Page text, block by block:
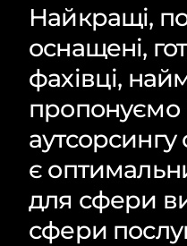
Найкращі,
оснащені,
фахівці,
пропонуємо
аутсорсингу
є
для сфери
сфери